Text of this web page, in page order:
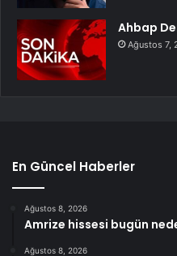
Ahbap
Ağustos 7,
En Güncel Haberler
Ağustos 8, 2026
Amrize hissesi bugün
Ağustos 8, 2026